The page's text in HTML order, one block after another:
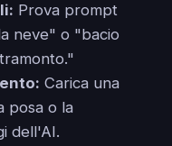
Prova prompt
neve" o "bacio
Carica una
posa o la
dell'AI.